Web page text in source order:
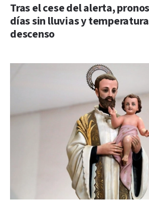
Tras el cese del alerta,
días sin lluvias y
descenso